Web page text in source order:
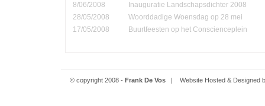
8/06/2008
Inauguratie Landschapsdichter 2008
28/05/2008
Woorddadige Woensdag op 28 mei
17/05/2008
Buurtfeesten op het Conscienceplein
© copyright 2008 - Frank De Vos| Website Hosted & Designed